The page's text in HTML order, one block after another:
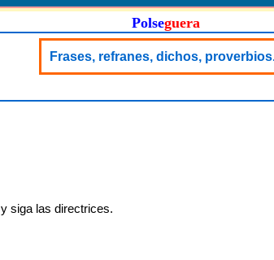
Polseguera
Frases, refranes, dichos,
y siga las directrices.